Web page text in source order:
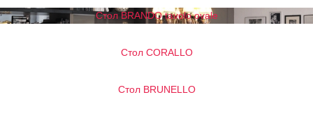
Стол BRANDO tavolo ovale
Стол CORALLO
Стол BRUNELLO